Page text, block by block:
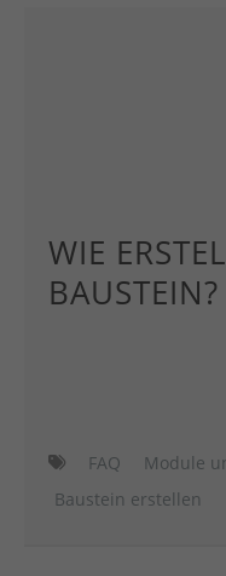
WIE
BAUSTEIN?
FAQ Module
Baustein erstellen